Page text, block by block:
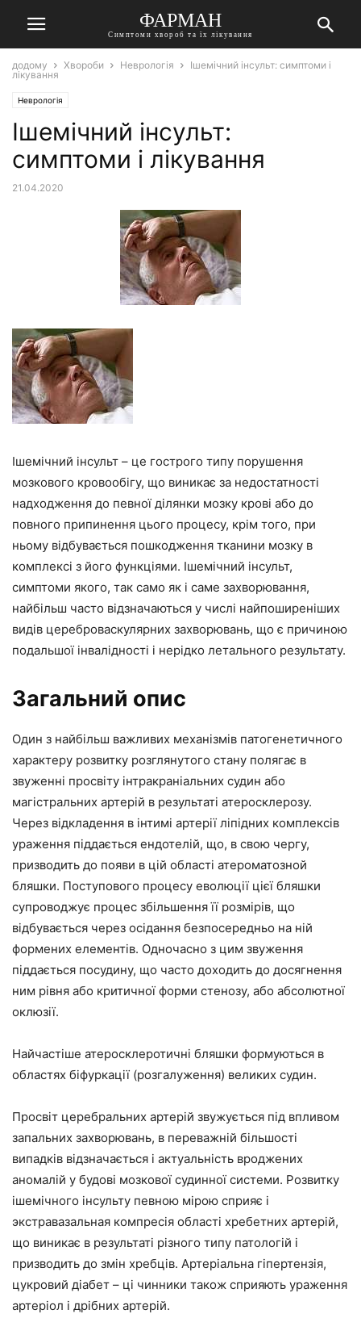
ФАРМАН
Симптоми хвороб та їх лікування
додому Хвороби Неврологія
Ішемічний інсульт: симптоми і
лікування
Неврологія
Ішемічний інсульт:
симптоми і лікування
21.04.2020
Ішемічний інсульт – це гострого типу порушення
мозкового кровообігу, що виникає за недостатності
надходження до певної ділянки мозку крові або до
повного припинення цього процесу, крім того, при
ньому відбувається пошкодження тканини мозку в
комплексі з його функціями. Ішемічний інсульт,
симптоми якого, так само як і саме захворювання,
найбільш часто відзначаються у числі найпоширеніших
видів цереброваскулярних захворювань, що є причиною
подальшої інвалідності і нерідко летального результату.
Загальний опис
Один з найбільш важливих механізмів патогенетичного
характеру розвитку розглянутого стану полягає в
звуженні просвіту інтракраніальних судин або
магістральних артерій в результаті атеросклерозу.
Через відкладення в інтимі артерії ліпідних комплексів
ураження піддається ендотелій, що, в свою чергу,
призводить до появи в цій області атероматозной
бляшки. Поступового процесу еволюції цієї бляшки
супроводжує процес збільшення її розмірів, що
відбувається через осідання безпосередньо на ній
формених елементів. Одночасно з цим звуження
піддається посудину, що часто доходить до досягнення
ним рівня або критичної форми стенозу, або абсолютної
оклюзії.
Найчастіше атеросклеротичні бляшки формуються в
областях біфуркації (розгалуження) великих судин.
Просвіт церебральних артерій звужується під впливом
запальних захворювань, в переважній більшості
випадків відзначається і актуальність вроджених
аномалій у будові мозкової судинної системи. Розвитку
ішемічного інсульту певною мірою сприяє і
экстравазальная компресія області хребетних артерій,
що виникає в результаті різного типу патологій і
призводить до змін хребців. Артеріальна гіпертензія,
цукровий діабет – ці чинники також сприяють ураження
артеріол і дрібних артерій.